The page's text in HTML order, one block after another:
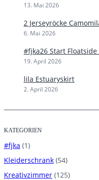
13. Mai 2026
2 Jerseyröcke
6. Mai 2026
#fjka26 Start Floatside
19. April 2026
lila Estuaryskirt
2. April 2026
KATEGORIEN
#fjka (1)
Kleiderschrank (54)
Kreativzimmer (125)